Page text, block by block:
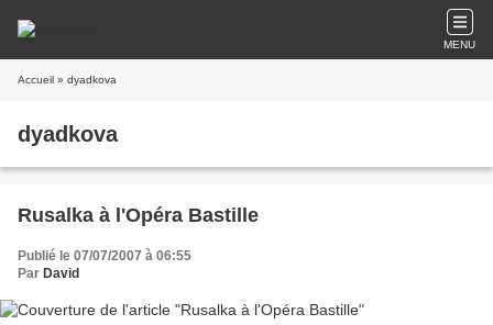
MENU
Accueil » dyadkova
dyadkova
Rusalka à l'Opéra Bastille
Publié le 07/07/2007 à 06:55
Par David